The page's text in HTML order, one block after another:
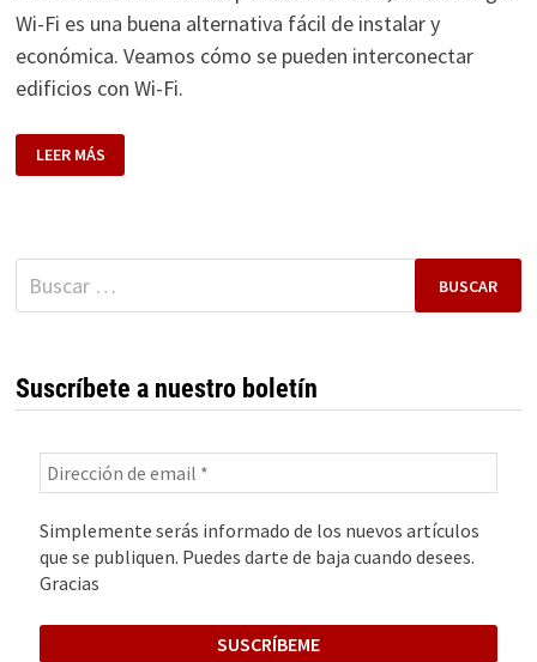
Wi-Fi es una buena alternativa fácil de instalar y
económica. Veamos cómo se pueden interconectar
edificios con Wi-Fi.
INTERCONECTAR
EDIFICIOS
CON
LEER MÁS
Buscar:
Suscríbete a nuestro boletín
Simplemente serás informado de los nuevos artículos
que se publiquen. Puedes darte de baja cuando desees.
Gracias